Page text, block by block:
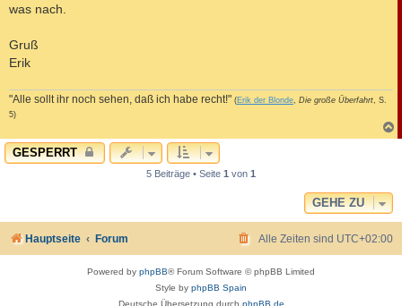
was nach.
Gruß
Erik
"Alle sollt ihr noch sehen, daß ich habe recht!" (Erik der Blonde Die große Überfahrt , S.
5)
a
GESPERRT
5 Beiträge • Seite 1 von 1
GEHE ZU
Hauptseite Forum Alle Zeiten sind UTC+02:00
Powered by phpBB® Forum Software © phpBB Limited
Style by phpBB Spain
Deutsche Übersetzung durch phpBB.de